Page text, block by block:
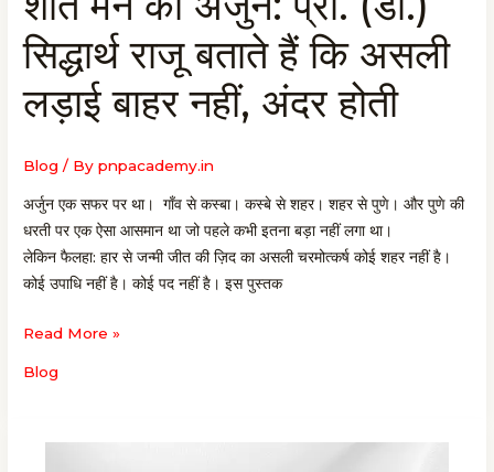
सिद्धार्थ राजू बताते हैं कि असली
लड़ाई बाहर नहीं, अंदर होती
Blog / Bypnpacademy.in
अर्जुन एक सफर पर था। गाँव से कस्बा। कस्बे से शहर। शहर से पुणे। और पुणे की
धरती पर एक ऐसा आसमान था जो पहले कभी इतना बड़ा नहीं लगा था।
लेकिन फैलहा: हार से जन्मी जीत की ज़िद का असली चरमोत्कर्ष कोई शहर नहीं है।
कोई उपाधि नहीं है। कोई पद नहीं है। इस पुस्तक
मन
का
अर्जुन:
प्रो.
बताते
हैं
कि
असली
बाहर
नहीं, अंदर
Read More »
Blog